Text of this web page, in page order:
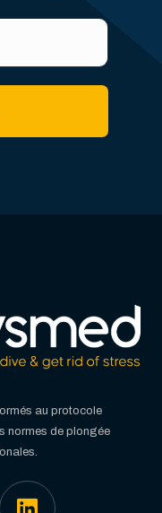
au protocole
normes de plongée